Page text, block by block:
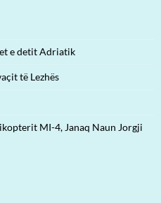
e detit Adriatik
të Lezhës
MI-4, Janaq Naun Jorgji